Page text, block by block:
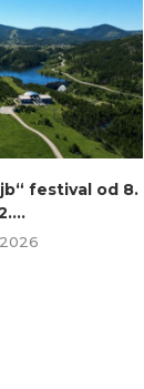
festival od 8.